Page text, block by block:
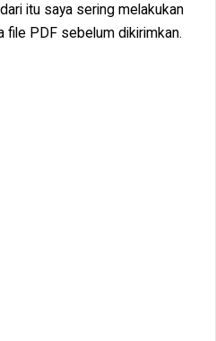
itu saya sering melakukan
file PDF sebelum dikirimkan.